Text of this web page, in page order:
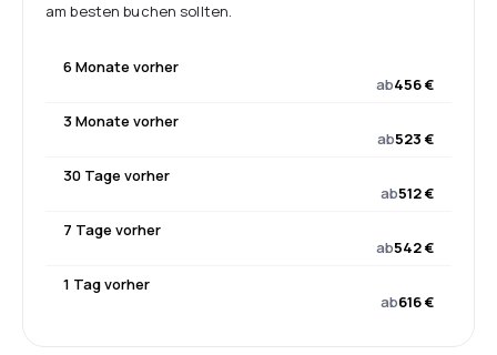
am besten buchen sollten.
6 Monate vorher
ab456 €
3 Monate vorher
ab523 €
30 Tage vorher
ab512 €
7 Tage vorher
ab542 €
1 Tag vorher
ab616 €